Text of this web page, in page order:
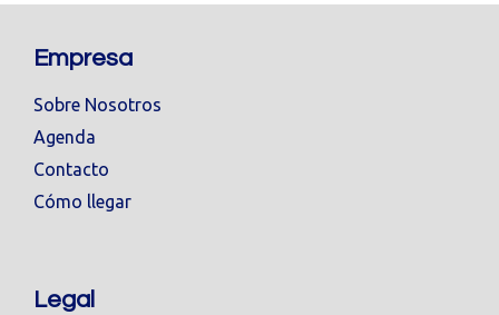
Empresa
Sobre Nosotros
Agenda
Contacto
Cómo llegar
Legal